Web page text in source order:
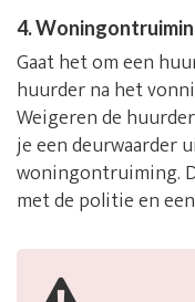
4.
Gaat het om een
huurder na het
Weigeren de
je een deurwaarder
woningontruiming.
met de politie en